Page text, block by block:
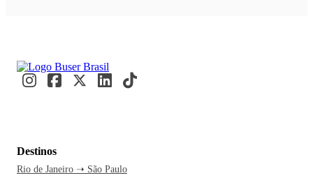
Destinos
Rio de Janeiro ➝ São Paulo